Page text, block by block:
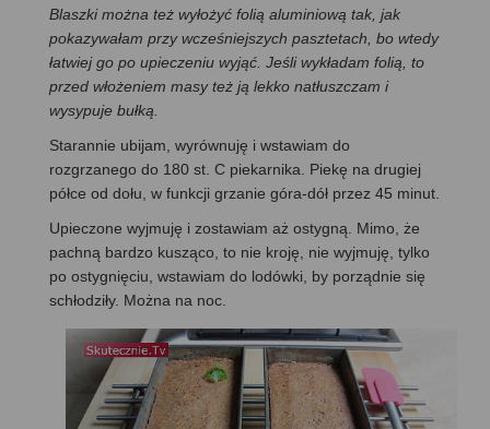
Blaszki można też wyłożyć folią aluminiową tak, jak
pokazywałam przy wcześniejszych pasztetach, bo wtedy
łatwiej go po upieczeniu wyjąć. Jeśli wykładam folią, to
przed włożeniem masy też ją lekko natłuszczam i
wysypuje bułką.
Starannie ubijam, wyrównuję i wstawiam do
rozgrzanego do 180 st. C piekarnika. Piekę na drugiej
półce od dołu, w funkcji grzanie góra-dół przez 45 minut.
Upieczone wyjmuję i zostawiam aż ostygną. Mimo, że
pachną bardzo kusząco, to nie kroję, nie wyjmuję, tylko
po ostygnięciu, wstawiam do lodówki, by porządnie się
schłodziły. Można na noc.